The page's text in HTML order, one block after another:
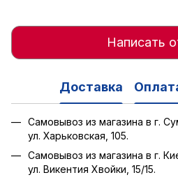
Написать
Доставка
Самовывоз из магазина в г.
ул. Харьковская, 105.
Самовывоз из магазина в г.
ул. Викентия Хвойки, 15/15.